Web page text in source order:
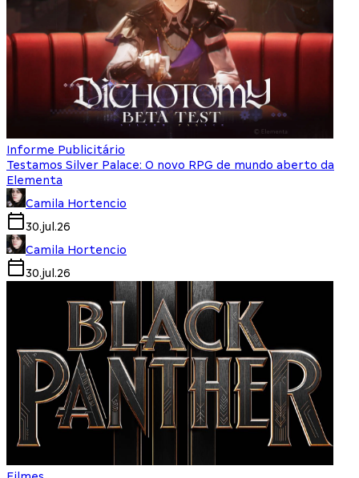
Informe Publicitário
Testamos Silver Palace: O novo RPG de mundo aberto da
Elementa
Camila Hortencio
30.jul.26
Camila Hortencio
30.jul.26